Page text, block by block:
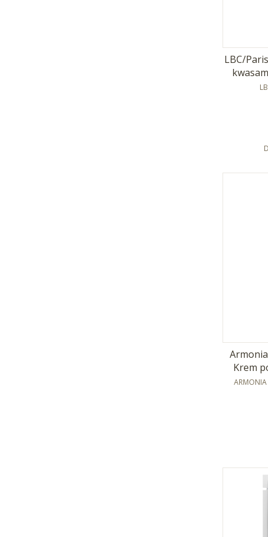
LBC/
Krem